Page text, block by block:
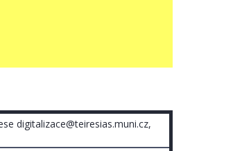
digitalizace@teiresias.muni.cz,